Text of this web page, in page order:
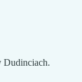
Dudinciach.